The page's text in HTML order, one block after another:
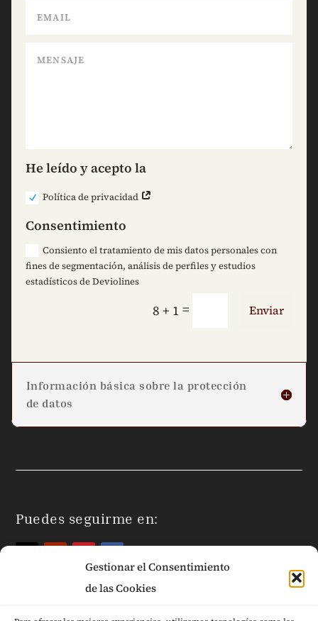
Gestionar el Consentimiento
de las Cookies
He leído y acepto la
Política de privacidad
Consentimiento
Consiento el tratamiento de mis datos personales con
fines de segmentación, análisis de perfiles y estudios
estadísticos de Deviolines
8 + 1 = Enviar
Información básica sobre la protección
de datos
Puedes seguirme en: